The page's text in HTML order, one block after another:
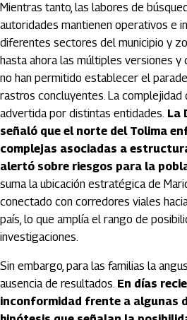
Mientras tanto, las labores de
autoridades mantienen operativos e
diferentes sectores del municipio y
hasta ahora las múltiples versiones y
no han permitido establecer el
rastros concluyentes. La complejidad
advertida por distintas entidades. La
señaló que el norte del Tolima
complejas asociadas a
alertó sobre riesgos para la
suma la ubicación estratégica de
conectado con corredores viales
país, lo que amplía el rango de
investigaciones.
Sin embargo, para las familias la
ausencia de resultados. En días
inconformidad frente a algunas